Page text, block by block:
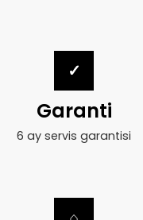
✓
Garanti
6 ay servis garantisi